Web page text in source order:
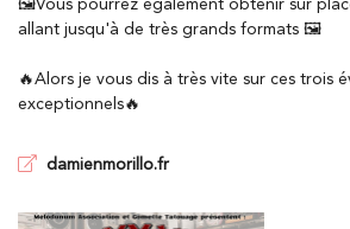
allant jusqu'à de très grands formats 🖼️
🔥Alors je vous dis à très vite sur ces trois
exceptionnels🔥
damienmorillo.fr